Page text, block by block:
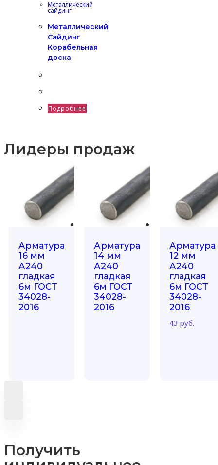
Металлический
сайдинг
Металлический
Сайдинг
Корабельная
доска
Подробнее
Лидеры продаж
Арматура
16 мм
А240
гладкая
6м ГОСТ
34028-
2016
Арматура
14 мм
А240
гладкая
6м ГОСТ
34028-
2016
Арматура
12 мм
А240
гладкая
6м ГОСТ
34028-
2016
43 руб.
Получить